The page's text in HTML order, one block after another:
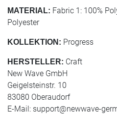
MATERIAL: Fabric 1: 100%
Polyester
KOLLEKTION: Progress
HERSTELLER: Craft
New Wave GmbH
Geigelsteinstr. 10
83080 Oberaudorf
E-Mail: support@newwave-